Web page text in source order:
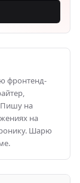
фронтенд-
Пишу на
на
Шарю